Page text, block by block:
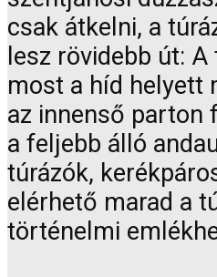
csak átkelni, a
lesz rövidebb út:
most a híd helyett
az innenső parton
a feljebb álló
túrázók,
elérhető marad a
történelmi